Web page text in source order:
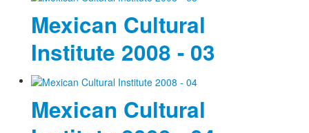
Mexican Cultural
Institute 2008 - 03
Mexican Cultural